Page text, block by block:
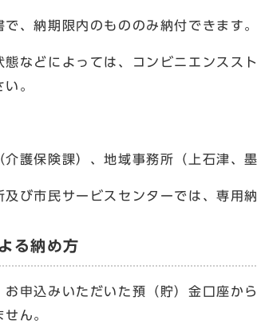
、納期限内のもののみ納付できます
などによっては、コンビニエンスス
。
護保険課）、地域事務所（上石津、
び市民サービスセンターでは、専用
る納め方
申込みいただいた預（貯）金口座か
ん。